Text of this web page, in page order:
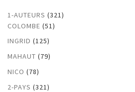
1-AUTEURS (321)
COLOMBE (51)
INGRID (125)
MAHAUT (79)
NICO (78)
2-PAYS (321)